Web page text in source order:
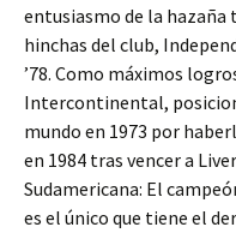
entusiasmo de la hazaña
hinchas del club,
’78. Como máximos
Intercontinental,
mundo en 1973 por
en 1984 tras vencer a
Sudamericana: El
es el único que tiene el